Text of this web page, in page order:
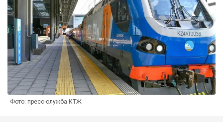
Фото: пресс-служба КТЖ